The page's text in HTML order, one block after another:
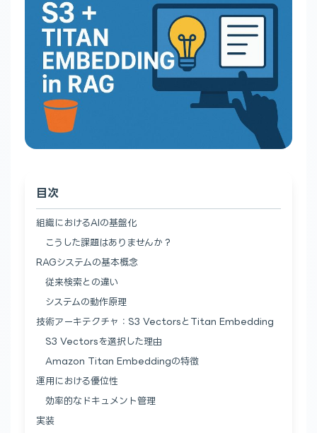
目次
組織におけるAIの基盤化
こうした課題はありませんか？
RAGシステムの基本概念
従来検索との違い
システムの動作原理
技術アーキテクチャ：S3 VectorsとTitan Embedding
S3 Vectorsを選択した理由
Amazon Titan Embeddingの特徴
運用における優位性
効率的なドキュメント管理
実装